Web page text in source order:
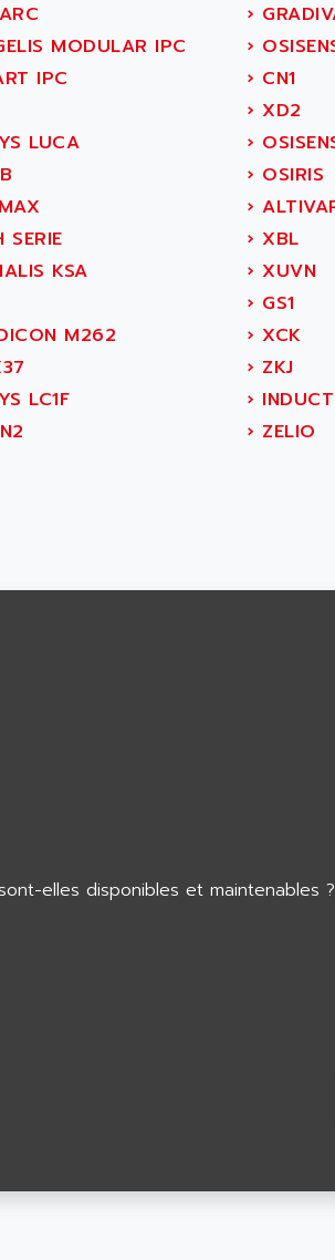
›
MODULAR IPC ›
IPC › CN1
› XD2
LUCA ›
› OSIRIS
›
SERIE › XBL
KSA › XUVN
› GS1
M262 › XCK
› ZKJ
LC1F ›
› ZELIO